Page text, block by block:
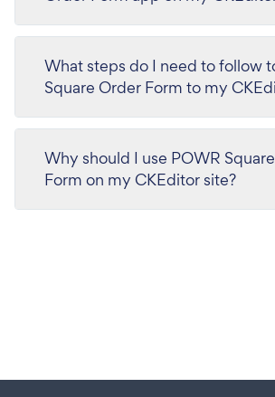
What steps do I need to follow
Square Order Form to my
Why should I use POWR
Form on my CKEditor site?